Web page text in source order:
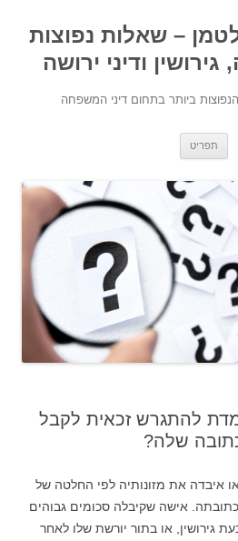
– שאלות נפוצות
ודיני ירושה
ביותר בתחום דיני המשפחה
תפריט
להתגרש זכאית לקבל
שלה?
איבדה את מזונותיה לפי החלטה של
אישה שקיבלה סכומים גבוהים
גירושין, או בתור יורשת שלו לאחר